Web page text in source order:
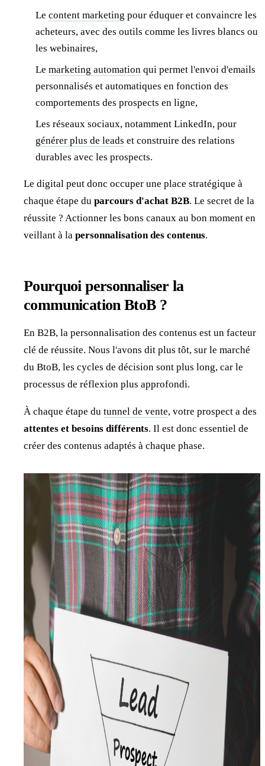
Le content marketing pour éduquer et convaincre les
acheteurs, avec des outils comme les livres blancs ou
les webinaires,
Le marketing automation qui permet l'envoi d'emails
personnalisés et automatiques en fonction des
comportements des prospects en ligne,
Les réseaux sociaux, notamment LinkedIn, pour
générer plus de leads et construire des relations
durables avec les prospects.
Le digital peut donc occuper une place stratégique à
chaque étape du parcours d'achat B2B. Le secret de la
réussite ? Actionner les bons canaux au bon moment en
veillant à la personnalisation des contenus.
Pourquoi personnaliser la
communication BtoB ?
En B2B, la personnalisation des contenus est un facteur
clé de réussite. Nous l'avons dit plus tôt, sur le marché
du BtoB, les cycles de décision sont plus long, car le
processus de réflexion plus approfondi.
À chaque étape du tunnel de vente, votre prospect a des
attentes et besoins différents. Il est donc essentiel de
créer des contenus adaptés à chaque phase.